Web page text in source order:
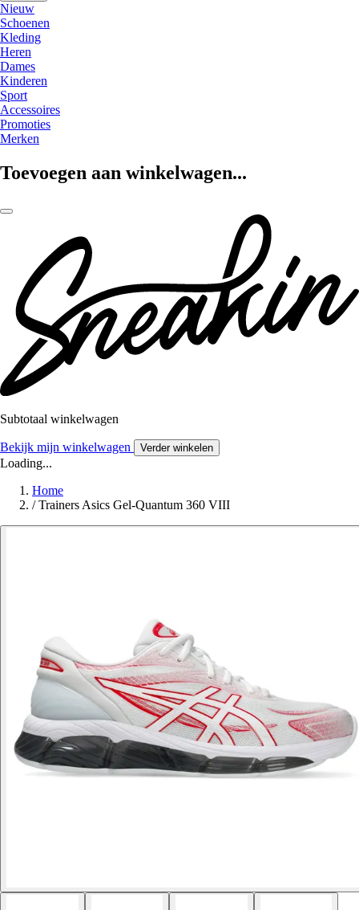
Nieuw
Schoenen
Kleding
Heren
Dames
Kinderen
Sport
Accessoires
Promoties
Merken
Toevoegen aan winkelwagen...
Subtotaal winkelwagen
Bekijk mijn winkelwagen Verder winkelen
Loading...
Home
/ Trainers Asics Gel-Quantum 360 VIII